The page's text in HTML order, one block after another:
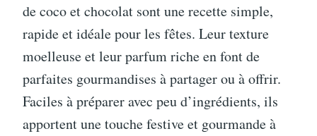
de coco et chocolat sont une recette simple,
rapide et idéale pour les fêtes. Leur texture
moelleuse et leur parfum riche en font de
parfaites gourmandises à partager ou à offrir.
Faciles à préparer avec peu d’ingrédients, ils
apportent une touche festive et gourmande à